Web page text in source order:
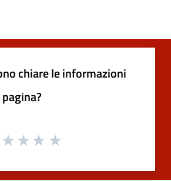
chiare le informazioni